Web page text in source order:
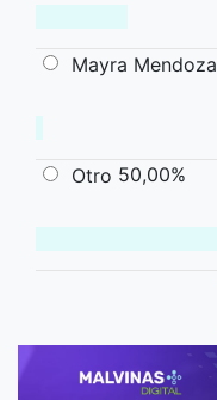
Mayra Mendoza
Otro 50,00%